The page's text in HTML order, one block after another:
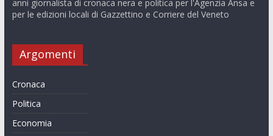
anni giornalista di cronaca nera e politica per l'Agenzia Ansa e
per le edizioni locali di Gazzettino e Corriere del Veneto
Argomenti
Cronaca
Politica
Economia